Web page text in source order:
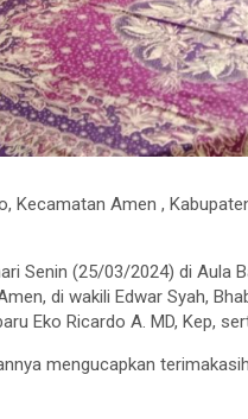
Kecamatan Amen ,
Senin (25/03/2024) di Aula
di wakili Edwar Syah,
Eko Ricardo A. MD, Kep,
mengucapkan